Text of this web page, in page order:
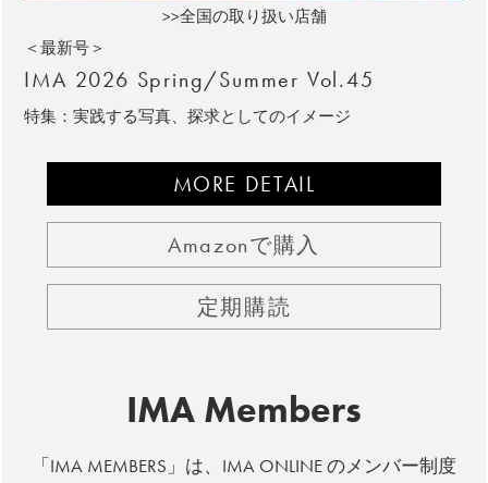
>>全国の取り扱い店舗
＜最新号＞
IMA 2026 Spring/Summer Vol.45
特集：実践する写真、探求としてのイメージ
MORE DETAIL
Amazonで購入
定期購読
IMA Members
「IMA MEMBERS」は、IMA ONLINE のメンバー制度